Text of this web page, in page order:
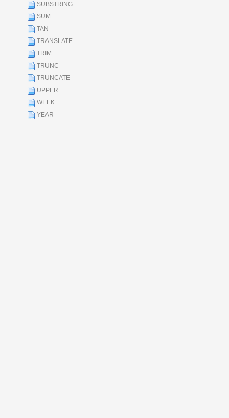
SUBSTRING
SUM
TAN
TRANSLATE
TRIM
TRUNC
TRUNCATE
UPPER
WEEK
YEAR